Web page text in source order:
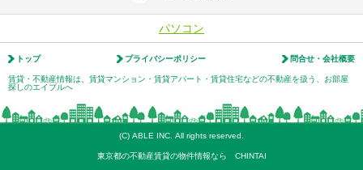
パソコン
トップ プライバシーポリシー 問合せ・会社概要
賃貸・不動産情報は、賃貸マンション・賃貸アパート・賃貸住宅などの不動産を扱う、お部屋
探しのエイブルへ
(C) ABLE INC. All rights reserved.
東京都の不動産賃貸の物件情報なら CHINTAI